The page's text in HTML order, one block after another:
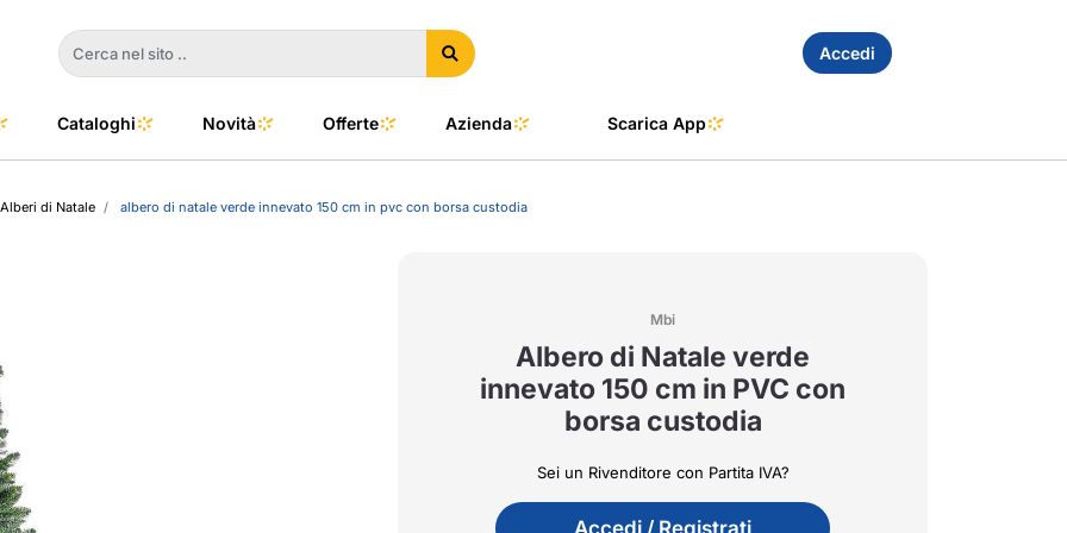
Accedi
e Clima
Cataloghi Novità Offerte Azienda Scarica App
Alberi di Natale albero di natale verde innevato 150 cm in pvc con borsa custodia
Mbi
Albero di Natale verde
innevato 150 cm in PVC con
borsa custodia
Sei un Rivenditore con Partita IVA?
Accedi / Registrati